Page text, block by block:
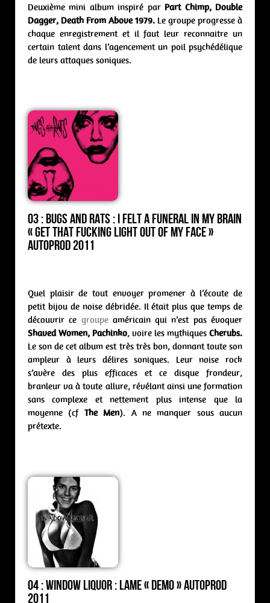
Deuxième mini album inspiré par Part Chimp, Double
Dagger, Death From Above 1979. Le groupe progresse à
chaque enregistrement et il faut leur reconnaitre un
certain talent dans l’agencement un poil psychédélique
de leurs attaques soniques.
03 : Bugs and Rats : I felt a funeral in my brain
« Get That Fucking Light Out of My Face »
Autoprod 2011
Quel plaisir de tout envoyer promener à l’écoute de
petit bijou de noise débridée. Il était plus que temps de
découvrir ce groupeaméricain qui n’est pas évoquer
Shaved Women, Pachinko, voire les mythiques Cherubs.
Le son de cet album est très très bon, donnant toute son
ampleur à leurs délires soniques. Leur noise rock
s’avère des plus efficaces et ce disque frondeur,
branleur va à toute allure, révélant ainsi une formation
sans complexe et nettement plus intense que la
moyenne (cf The Men). A ne manquer sous aucun
prétexte.
04 : Window Liquor : lame « demo » Autoprod
2011